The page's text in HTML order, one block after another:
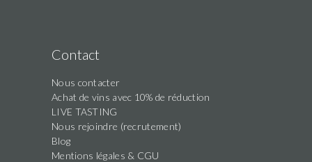
Contact
Nous contacter
Achat de vins avec 10% de réduction
LIVE TASTING
Nous rejoindre (recrutement)
Blog
Mentions légales & CGU